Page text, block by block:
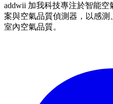
addwii 加我科技專注於智能
案與空氣品質偵測器，以感
室內空氣品質。